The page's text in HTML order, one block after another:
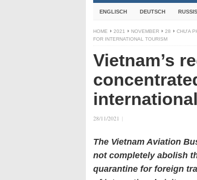
ENGLISCH DEUTSCH
HOME 2021 NOVEMBER 28 CHƯA
FOR INTERNATIONAL TOURISM
Vietnam’s
28/11/2021 |
The Vietnam Aviation
not completely abolish
quarantine for foreign